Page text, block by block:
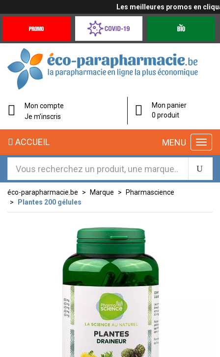
Les meilleures promos en
Offres
Coronavirus
éco-
parapharmacie.fr
éco-
parapharmacie.fr
Mon compte
Je m’inscris
Mon panier
0 produit
MENU
ACCUEIL
éco-parapharmacie.be Marque
Pharmascience
Plantes 200 gélules